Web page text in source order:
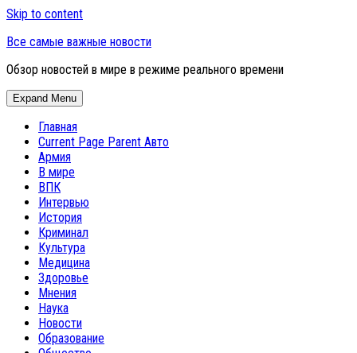
Skip to content
Все самые важные новости
Обзор новостей в мире в режиме реального времени
Expand Menu
Главная
Current Page Parent Авто
Армия
В мире
ВПК
Интервью
История
Криминал
Культура
Медицина
Здоровье
Мнения
Наука
Новости
Образование